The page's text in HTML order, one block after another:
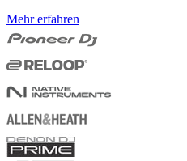
Mehr erfahren